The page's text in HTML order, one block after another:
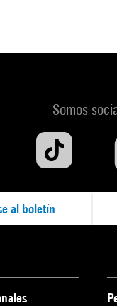
Somos
al boletín